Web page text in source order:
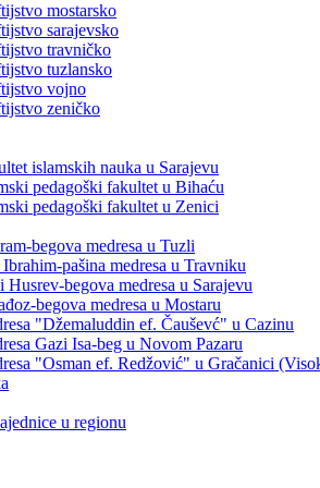
mostarsko
sarajevsko
travničko
tuzlansko
vojno
zeničko
islamskih nauka u Sarajevu
pedagoški fakultet u Bihaću
pedagoški fakultet u Zenici
begova medresa u Tuzli
pašina medresa u Travniku
Husrev-begova medresa u Sarajevu
begova medresa u Mostaru
"Džemaluddin ef. Čauševć" u Cazinu
Gazi Isa-beg u Novom Pazaru
"Osman ef. Redžović" u Gračanici
u regionu